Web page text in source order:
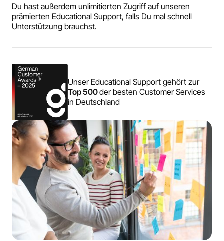
Du hast außerdem unlimitierten Zugriff auf unseren
prämierten Educational Support, falls Du mal schnell
Unterstützung brauchst.
Unser Educational Support gehört zur
Top 500der besten Customer Services
in Deutschland